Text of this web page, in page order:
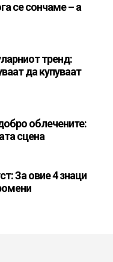
се сончаме – а
тренд:
да купуваат
облечените:
сцена
За овие 4 знаци